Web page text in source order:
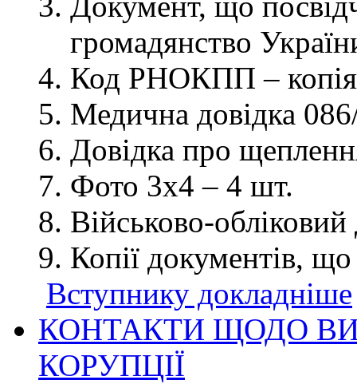
громадянство
Код РНОКПП – копія
Медична довідка
Довідка про
Фото 3х4 – 4 шт.
Військово-
Копії документів,
Вступнику докладніше
КОНТАКТИ ЩОДО
КОРУПЦІЇ